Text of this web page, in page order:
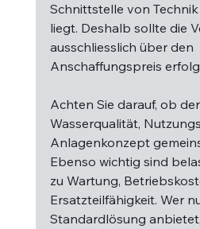
Schnittstelle von
liegt. Deshalb sollte die
ausschliesslich über den
Anschaffungspreis
Achten Sie darauf, ob
Wasserqualität,
Anlagenkonzept
Ebenso wichtig sind
zu Wartung,
Ersatzteilfähigkeit. Wer
Standardlösung